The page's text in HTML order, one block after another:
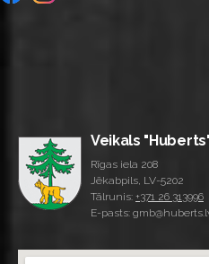
Veikals
Rīgas iela 208
Jēkabpils, LV-5202
Tālrunis: +371 26 313996
E-pasts: